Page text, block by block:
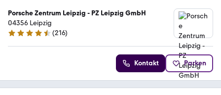
Porsche Zentrum Leipzig - PZ Leipzig GmbH
04356 Leipzig
4.6 Sterne
(216)
Kontakt Parken